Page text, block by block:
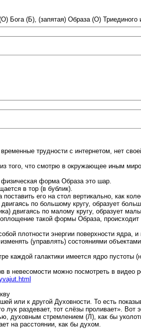
Бога (Б), (запятая) Образа (О)
трудности с интернетом, нет
того, что смотрю в окружающее иным
форма Образа это шар.
в тор (в бублик).
его на стол вертикально, как
двигаясь по большому кругу, образует
двигаясь по малому кругу, образует
такой формы Образа,
плотности энергии поверхности
(управлять) состояниями
каждой галактики имеется ядро
в невесомости можно посмотреть в
или к другой Духовности. То есть
раздевает, тот слёзы проливает». Вот
духовным стремлением (Л), как бы
на расстоянии, как бы духом.